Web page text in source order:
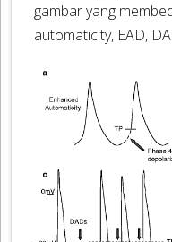
gambar yang
automaticity, EAD,